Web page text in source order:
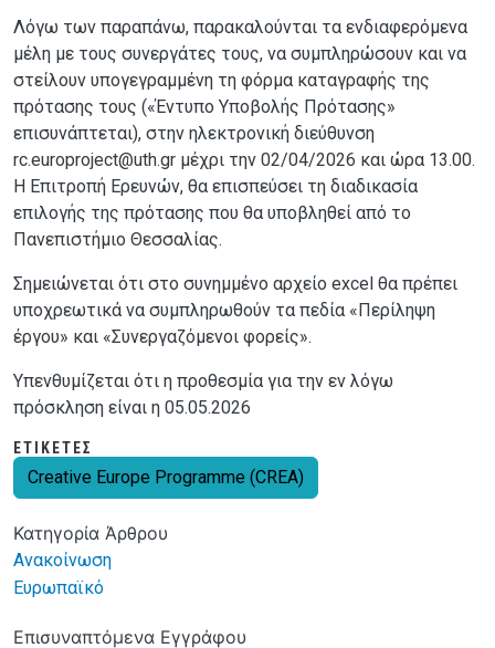
Λόγω των παραπάνω, παρακαλούνται τα ενδιαφερόμενα
μέλη με τους συνεργάτες τους, να συμπληρώσουν και να
στείλουν υπογεγραμμένη τη φόρμα καταγραφής της
πρότασης τους («Έντυπο Υποβολής Πρότασης»
επισυνάπτεται), στην ηλεκτρονική διεύθυνση
rc.europroject@uth.gr μέχρι την 02/04/2026 και ώρα 13.00.
Η Επιτροπή Ερευνών, θα επισπεύσει τη διαδικασία
επιλογής της πρότασης που θα υποβληθεί από το
Πανεπιστήμιο Θεσσαλίας.
Σημειώνεται ότι στο συνημμένο αρχείο excel θα πρέπει
υποχρεωτικά να συμπληρωθούν τα πεδία «Περίληψη
έργου» και «Συνεργαζόμενοι φορείς».
Υπενθυμίζεται ότι η προθεσμία για την εν λόγω
πρόσκληση είναι η 05.05.2026
ΕΤΙΚΈΤΕΣ
Creative Europe Programme (CREA)
Κατηγορία Άρθρου
Ανακοίνωση
Ευρωπαϊκό
Επισυναπτόμενα Εγγράφου